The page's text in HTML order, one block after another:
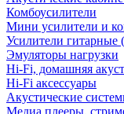
Комбоусилители
Мини усилители и
Усилители гитарные
Эмуляторы нагрузки
Hi-Fi, домашняя
Hi-Fi аксессуары
Акустические
Медиа плееры,